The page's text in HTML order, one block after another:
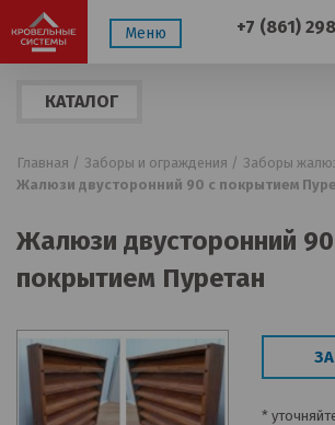
Меню +7 (861)
КАТАЛОГ
Главная / Заборы и ограждения / Заборы
Жалюзи двусторонний 90 с покрытием
Жалюзи двусторонний
покрытием Пуретан
*